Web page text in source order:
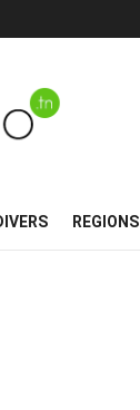
REGIONS